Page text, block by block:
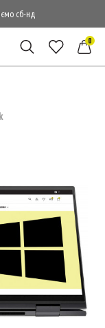
сб-нд
0